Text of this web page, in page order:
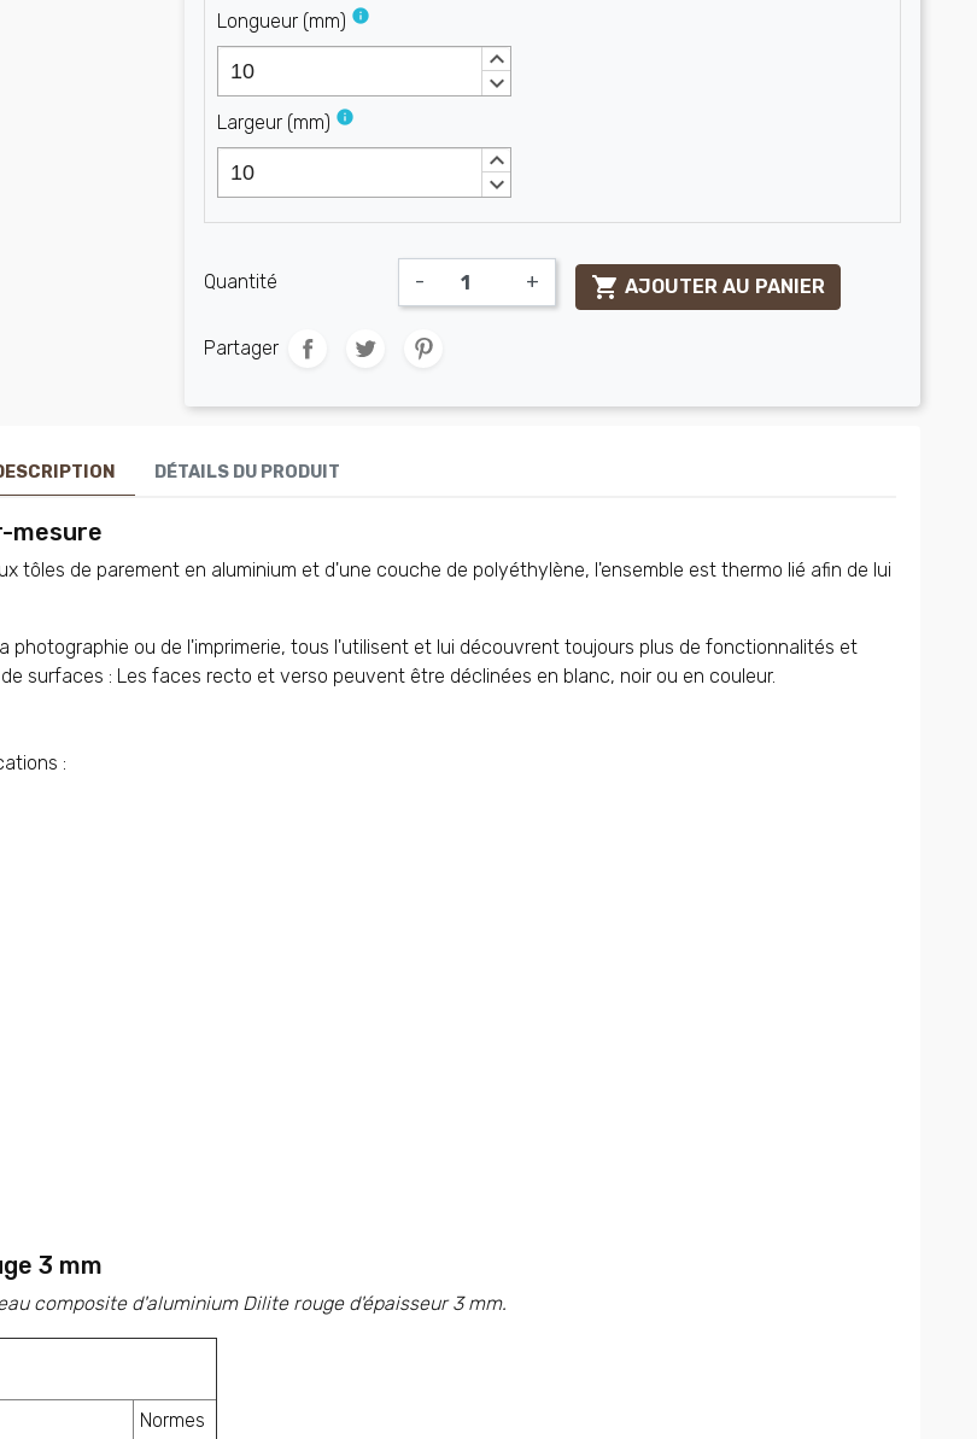
Longueur (mm) info
keyboard_arrow_up
keyboard_arrow_down
Largeur (mm) info
keyboard_arrow_up
keyboard_arrow_down
Quantité - +  AJOUTER AU PANIER
Partager
DÉTAILS DU PRODUIT
mesure
tôles de parement en aluminium et d'une couche de polyéthylène, l'ensemble est thermo lié afin de lui
photographie ou de l'imprimerie, tous l'utilisent et lui découvrent toujours plus de fonctionnalités et
surfaces : Les faces recto et verso peuvent être déclinées en blanc, noir ou en couleur.
:
3 mm
composite d'aluminium Dilite rouge d'épaisseur 3 mm.
Normes